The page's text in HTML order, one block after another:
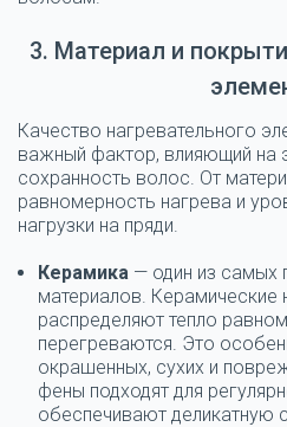
3. Материал и
Качество нагревательного
важный фактор, влияющий на
сохранность волос. От
равномерность нагрева и
нагрузки на пряди.
Керамика — один из самых
материалов. Керамические
распределяют тепло
перегреваются. Это
окрашенных, сухих и
фены подходят для
обеспечивают деликатную